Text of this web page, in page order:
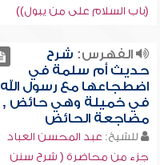
(باب السلام على من يبول))
الفهرس: شرح
حديث أم سلمة في
اضطجاعها مع رسول الله
في خميلة وهي حائض ,
مضاجعة الحائض
للشيخ: عبد المحسن العباد
جزء من محاضرة ( شرح سنن